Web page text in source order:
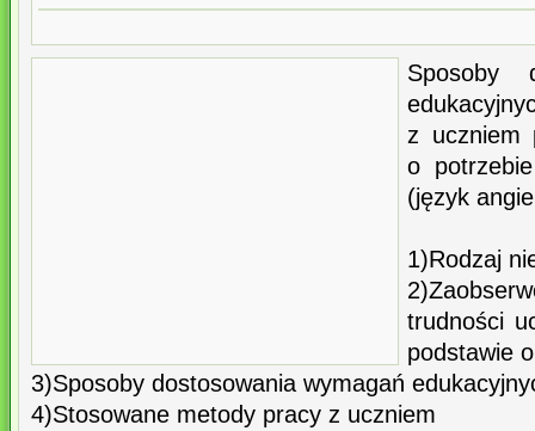
Sposoby
z uczniem
o
(język
1)Rodzaj
trudności
podstawie
3)Sposoby dostosowania wymagań
4)Stosowane metody pracy z uczniem